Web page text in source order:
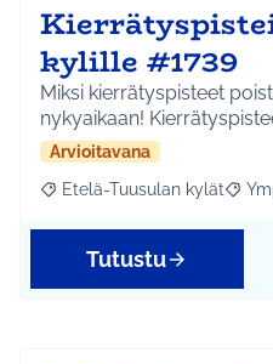
kylille #1739
Miksi kierrätyspisteet
nykyaikaan!
Arvioitavana
Rajaa tulokset aihepiirin
Etelä-Tuusulan kylät
Tutustu